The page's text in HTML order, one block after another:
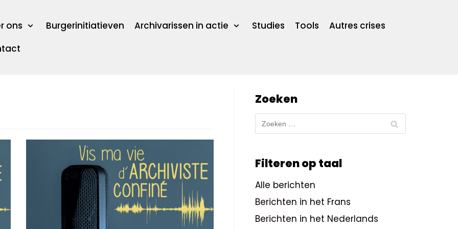
ons Burgerinitiatieven Archivarissen in actie Studies Tools
Autres crises
Zoeken
Filteren op taal
Alle berichten
Berichten in het Frans
Berichten in het Nederlands